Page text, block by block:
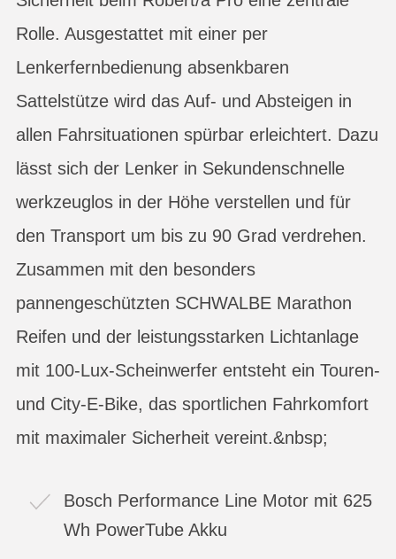
Rolle. Ausgestattet mit einer per
Lenkerfernbedienung absenkbaren
Sattelstütze wird das Auf- und Absteigen in
allen Fahrsituationen spürbar erleichtert. Dazu
lässt sich der Lenker in Sekundenschnelle
werkzeuglos in der Höhe verstellen und für
den Transport um bis zu 90 Grad verdrehen.
Zusammen mit den besonders
pannengeschützten SCHWALBE Marathon
Reifen und der leistungsstarken Lichtanlage
mit 100-Lux-Scheinwerfer entsteht ein Touren-
und City-E-Bike, das sportlichen Fahrkomfort
mit maximaler Sicherheit vereint.&nbsp;
Bosch Performance Line Motor mit 625
Wh PowerTube Akku